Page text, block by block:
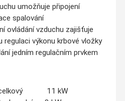
umožňuje připojení
spalování
ovládání vzduchu zajišťuje
regulaci výkonu krbové vložky
jedním regulačním prvkem
celkový 11 kW